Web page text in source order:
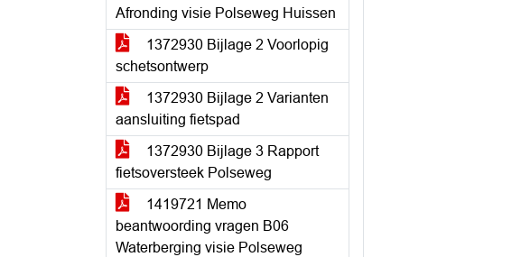
Afronding visie Polseweg Huissen
1372930 Bijlage 2 Voorlopig
schetsontwerp
1372930 Bijlage 2 Varianten
aansluiting fietspad
1372930 Bijlage 3 Rapport
fietsoversteek Polseweg
1419721 Memo
beantwoording vragen B06
Waterberging visie Polseweg